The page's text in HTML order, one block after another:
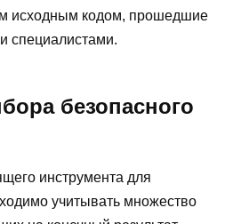
исходным кодом, прошедшие
специалистами.
безопасного
инструмента для
учитывать множество